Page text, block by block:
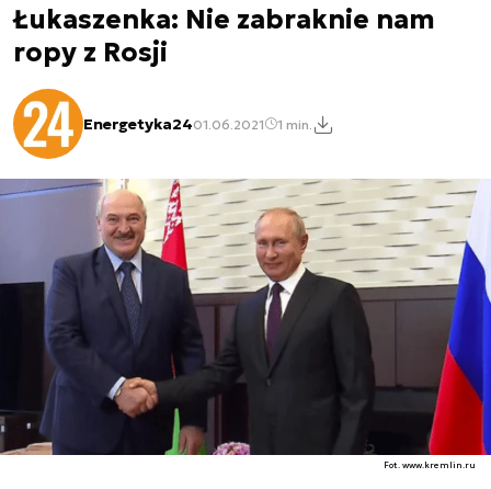
Łukaszenka: Nie zabraknie nam
ropy z Rosji
Energetyka2401.06.2021 1 min.
Fot. www.kremlin.ru